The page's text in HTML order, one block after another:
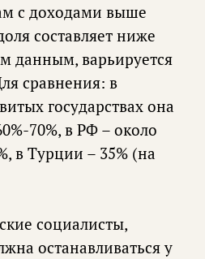
с доходами выше
составляет ниже
данным, варьируется
сравнения: в
государствах она
70%, в РФ – около
в Турции – 35% (на
социалисты,
останавливаться у